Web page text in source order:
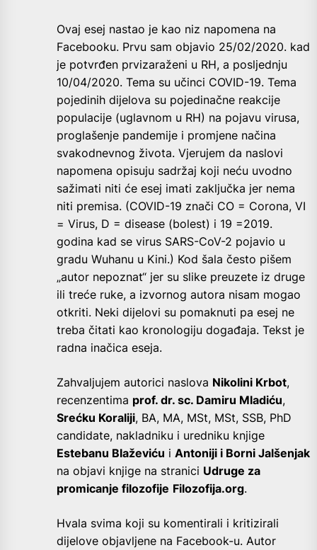
Ovaj esej nastao je kao niz napomena na
Facebooku. Prvu sam objavio 25/02/2020. kad
je potvrđen prvizaraženi u RH, a posljednju
10/04/2020. Tema su učinci COVID-19. Tema
pojedinih dijelova su pojedinačne reakcije
populacije (uglavnom u RH) na pojavu virusa,
proglašenje pandemije i promjene načina
svakodnevnog života. Vjerujem da naslovi
napomena opisuju sadržaj koji neću uvodno
sažimati niti će esej imati zaključka jer nema
niti premisa. (COVID-19 znači CO = Corona, VI
= Virus, D = disease (bolest) i 19 =2019.
godina kad se virus SARS-CoV-2 pojavio u
gradu Wuhanu u Kini.) Kod šala često pišem
„autor nepoznat“ jer su slike preuzete iz druge
ili treće ruke, a izvornog autora nisam mogao
otkriti. Neki dijelovi su pomaknuti pa esej ne
treba čitati kao kronologiju događaja. Tekst je
radna inačica eseja.
Zahvaljujem autorici naslova Nikolini Krbot,
recenzentima prof. dr. sc. Damiru Mladiću,
Srećku Koraliji, BA, MA, MSt, MSt, SSB, PhD
candidate, nakladniku i uredniku knjige
Estebanu Blaževiću i Antoniji i Borni Jalšenjak
na objavi knjige na stranici Udruge za
promicanje filozofije Filozofija.org.
Hvala svima koji su komentirali i kritizirali
dijelove objavljene na Facebook-u. Autor